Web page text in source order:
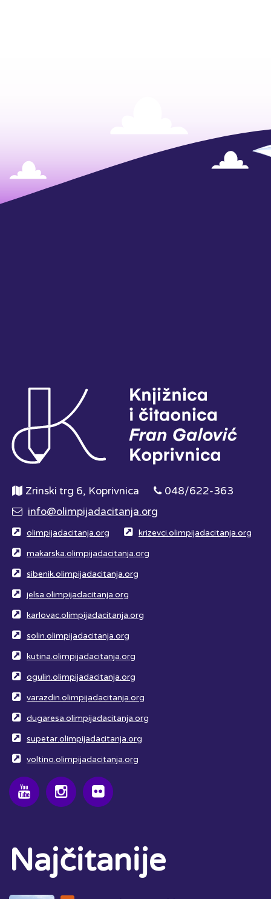
Zrinski trg 6, Koprivnica
048/622-363
info@olimpijadacitanja.org
olimpijadacitanja.org krizevci.olimpijadacitanja.org
makarska.olimpijadacitanja.org
sibenik.olimpijadacitanja.org
jelsa.olimpijadacitanja.org
karlovac.olimpijadacitanja.org
solin.olimpijadacitanja.org
kutina.olimpijadacitanja.org
ogulin.olimpijadacitanja.org
varazdin.olimpijadacitanja.org
dugaresa.olimpijadacitanja.org
supetar.olimpijadacitanja.org
voltino.olimpijadacitanja.org
Najčitanije